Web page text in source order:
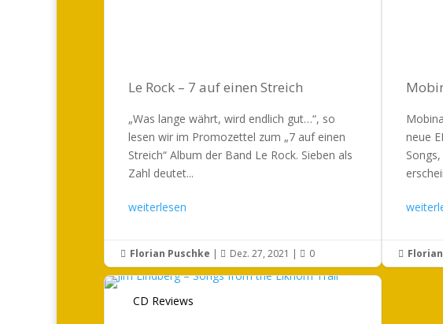
Le Rock – 7 auf einen Streich
„Was lange währt, wird endlich gut…“, so
lesen wir im Promozettel zum „7 auf einen
Streich“ Album der Band Le Rock. Sieben als
Zahl deutet...
weiterlesen
 Florian Puschke |  Dez. 27, 2021 |  0
neue

CD Reviews